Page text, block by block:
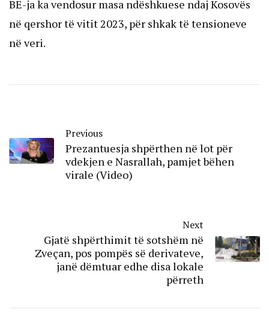
BE-ja ka vendosur masa ndëshkuese ndaj Kosovës
në qershor të vitit 2023, për shkak të tensioneve
në veri.
Previous
Prezantuesja shpërthen në lot për
vdekjen e Nasrallah, pamjet bëhen
virale (Video)
Next
Gjatë shpërthimit të sotshëm në
Zveçan, pos pompës së derivateve,
janë dëmtuar edhe disa lokale
përreth